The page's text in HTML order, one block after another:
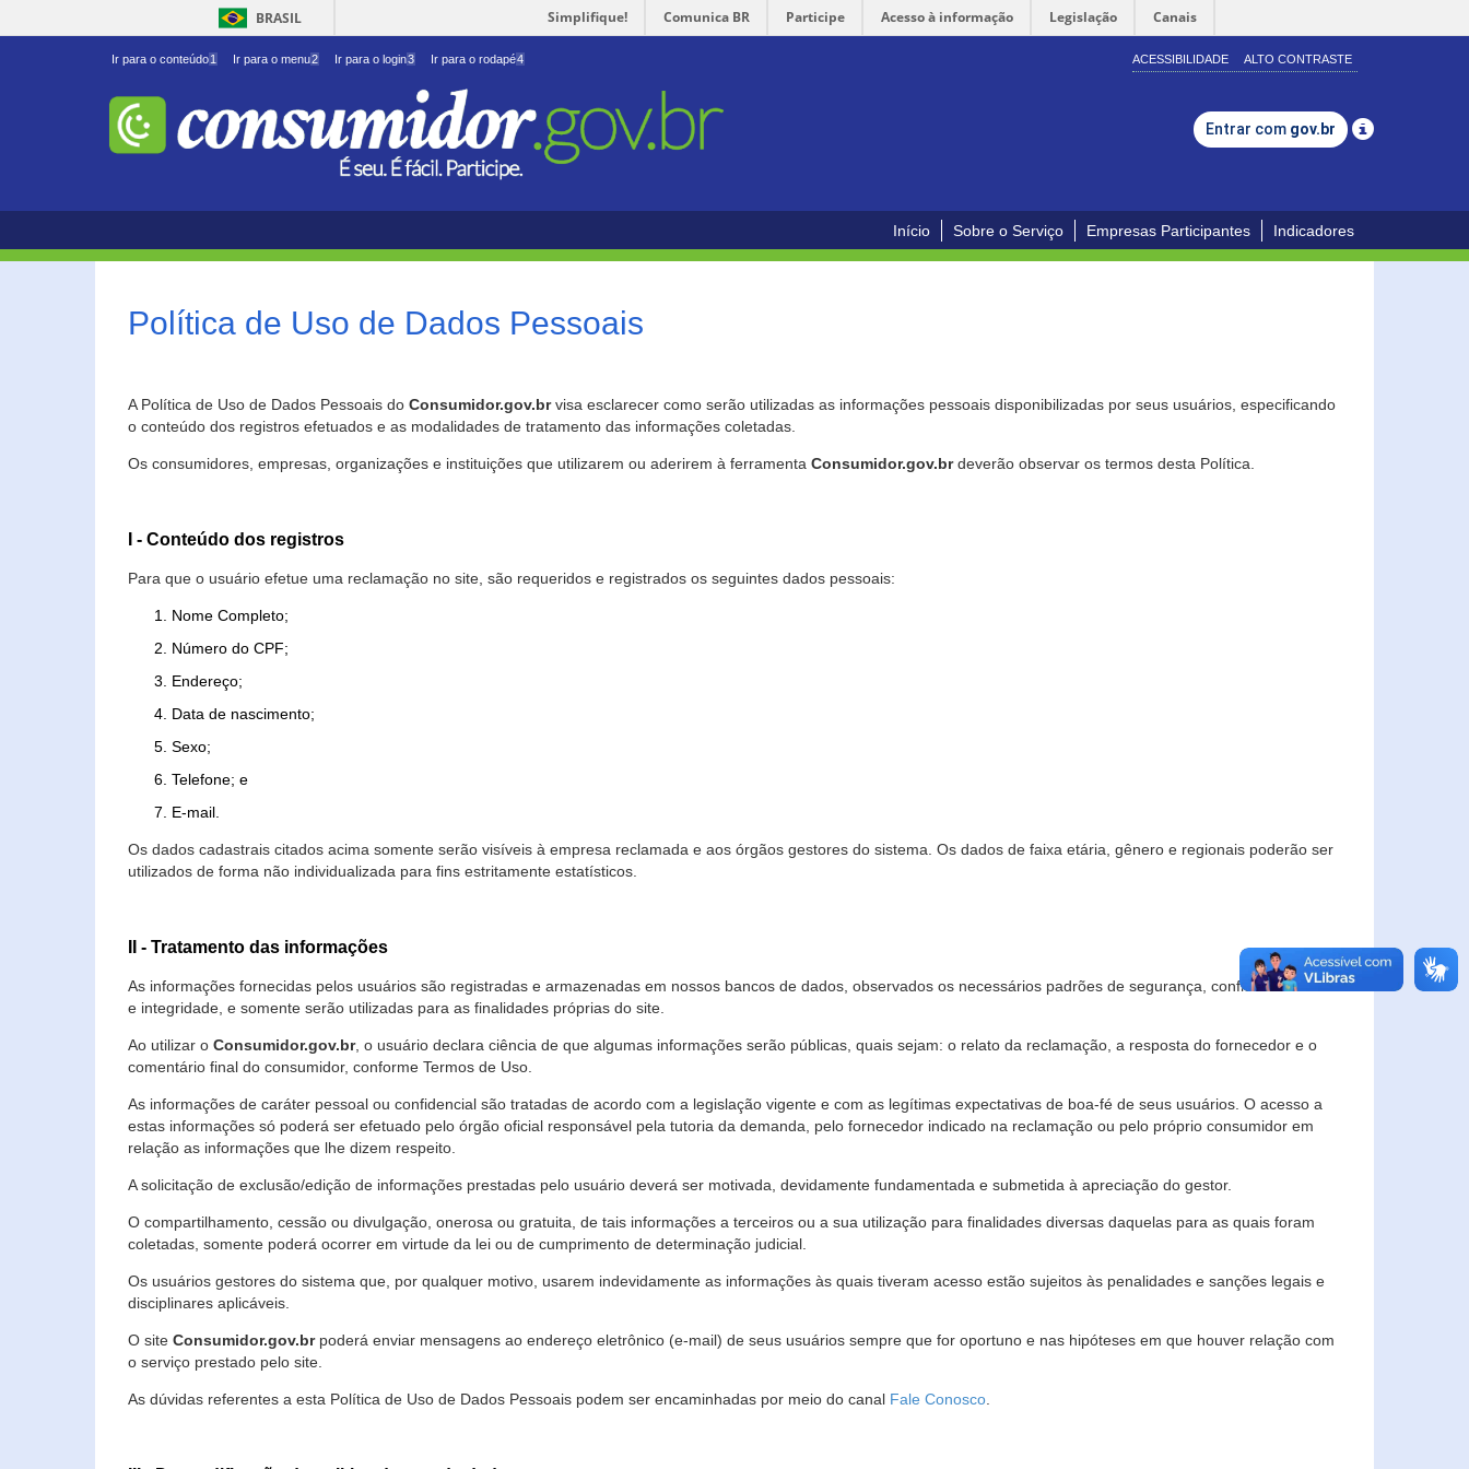
BRASIL Simplifique! Comunica BR Participe Acesso à informação Legislação Canais
Ir para o conteúdo1 Ir para o menu2 Ir para o login3 Ir para o rodapé4 ACESSIBILIDADE ALTO CONTRASTE
Entrar com gov.br
Início Sobre o Serviço Empresas Participantes Indicadores
Política de Uso de Dados Pessoais
A Política de Uso de Dados Pessoais do Consumidor.gov.brvisa esclarecer como serão utilizadas as informações pessoais disponibilizadas por seus usuários, especificando
o conteúdo dos registros efetuados e as modalidades de tratamento das informações coletadas.
Os consumidores, empresas, organizações e instituições que utilizarem ou aderirem à ferramenta Consumidor.gov.brdeverão observar os termos desta Política.
I - Conteúdo dos registros
Para que o usuário efetue uma reclamação no site, são requeridos e registrados os seguintes dados pessoais:
Nome Completo;
Número do CPF;
Endereço;
Data de nascimento;
Sexo;
Telefone; e
E-mail.
Os dados cadastrais citados acima somente serão visíveis à empresa reclamada e aos órgãos gestores do sistema. Os dados de faixa etária, gênero e regionais poderão ser
utilizados de forma não individualizada para fins estritamente estatísticos.
II - Tratamento das informações
As informações fornecidas pelos usuários são registradas e armazenadas em nossos bancos de dados, observados os necessários padrões de segurança, confidencialidade
e integridade, e somente serão utilizadas para as finalidades próprias do site.
Ao utilizar o Consumidor.gov.br, o usuário declara ciência de que algumas informações serão públicas, quais sejam: o relato da reclamação, a resposta do fornecedor e o
comentário final do consumidor, conforme Termos de Uso.
As informações de caráter pessoal ou confidencial são tratadas de acordo com a legislação vigente e com as legítimas expectativas de boa-fé de seus usuários. O acesso a
estas informações só poderá ser efetuado pelo órgão oficial responsável pela tutoria da demanda, pelo fornecedor indicado na reclamação ou pelo próprio consumidor em
relação as informações que lhe dizem respeito.
A solicitação de exclusão/edição de informações prestadas pelo usuário deverá ser motivada, devidamente fundamentada e submetida à apreciação do gestor.
O compartilhamento, cessão ou divulgação, onerosa ou gratuita, de tais informações a terceiros ou a sua utilização para finalidades diversas daquelas para as quais foram
coletadas, somente poderá ocorrer em virtude da lei ou de cumprimento de determinação judicial.
Os usuários gestores do sistema que, por qualquer motivo, usarem indevidamente as informações às quais tiveram acesso estão sujeitos às penalidades e sanções legais e
disciplinares aplicáveis.
O site Consumidor.gov.brpoderá enviar mensagens ao endereço eletrônico (e-mail) de seus usuários sempre que for oportuno e nas hipóteses em que houver relação com
o serviço prestado pelo site.
As dúvidas referentes a esta Política de Uso de Dados Pessoais podem ser encaminhadas por meio do canal Fale Conosco